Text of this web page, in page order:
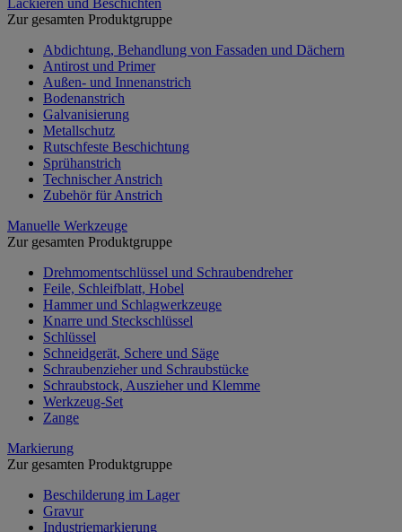
Zur gesamten Produktgruppe
Abdichtung, Behandlung von Fassaden und Dächern
Antirost und Primer
Außen- und Innenanstrich
Bodenanstrich
Galvanisierung
Metallschutz
Rutschfeste Beschichtung
Sprühanstrich
Technischer Anstrich
Zubehör für Anstrich
Manuelle Werkzeuge
Zur gesamten Produktgruppe
Drehmomentschlüssel und Schraubendreher
Feile, Schleifblatt, Hobel
Hammer und Schlagwerkzeuge
Knarre und Steckschlüssel
Schlüssel
Schneidgerät, Schere und Säge
Schraubenzieher und Schraubstücke
Schraubstock, Auszieher und Klemme
Werkzeug-Set
Zange
Markierung
Zur gesamten Produktgruppe
Beschilderung im Lager
Gravur
Industriemarkierung